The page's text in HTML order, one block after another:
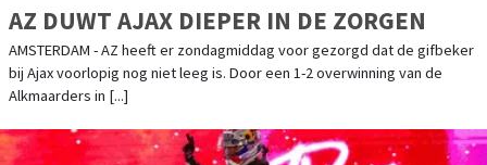
AZ DUWT AJAX DIEPER IN DE ZORGEN
AMSTERDAM - AZ heeft er zondagmiddag voor gezorgd dat de gifbeker
bij Ajax voorlopig nog niet leeg is. Door een 1-2 overwinning van de
Alkmaarders in [...]